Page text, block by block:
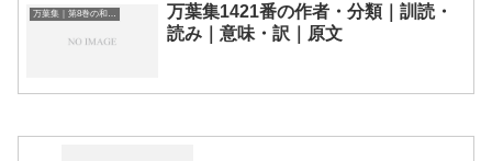
万葉集1421番の作者・分類｜訓読・
読み｜意味・訳｜原文